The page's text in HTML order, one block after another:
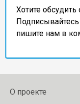
Хотите
пишите нам в
О проекте